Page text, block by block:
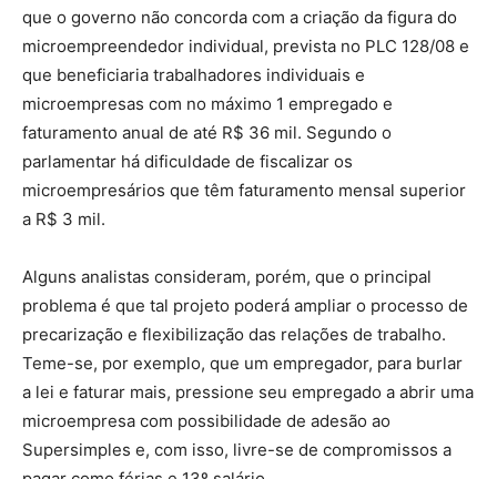
que o governo não concorda com a criação da figura do
microempreendedor individual, prevista no PLC 128/08 e
que beneficiaria trabalhadores individuais e
microempresas com no máximo 1 empregado e
faturamento anual de até R$ 36 mil. Segundo o
parlamentar há dificuldade de fiscalizar os
microempresários que têm faturamento mensal superior
a R$ 3 mil.
Alguns analistas consideram, porém, que o principal
problema é que tal projeto poderá ampliar o processo de
precarização e flexibilização das relações de trabalho.
Teme-se, por exemplo, que um empregador, para burlar
a lei e faturar mais, pressione seu empregado a abrir uma
microempresa com possibilidade de adesão ao
Supersimples e, com isso, livre-se de compromissos a